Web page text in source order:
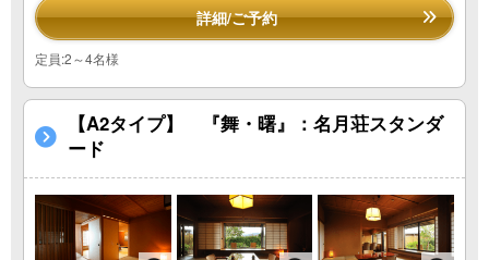
詳細/ご予約
定員:2～4名様
【A2タイプ】 『舞・曙』：名月荘スタンダ
ード